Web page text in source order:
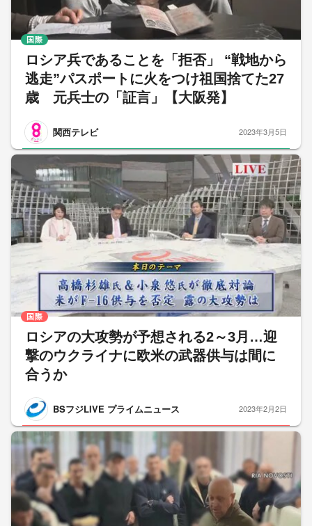
ロシア兵であることを「拒否」 “戦地から
逃走”パスポートに火をつけ祖国捨てた27
歳 元兵士の「証言」【大阪発】
関西テレビ
国際
2023年3月5日
ロシアの大攻勢が予想される2～3月…迎
撃のウクライナに欧米の武器供与は間に
合うか
BSフジLIVE プライムニュース
国際
2023年2月2日